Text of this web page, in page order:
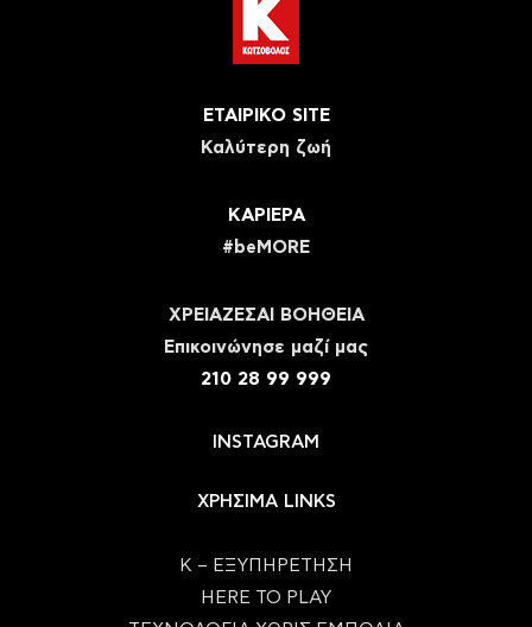
ΕΤΑΙΡΙΚΟ SITE
Καλύτερη ζωή
ΚΑΡΙΕΡΑ
#beMORE
ΧΡΕΙΑΖΕΣΑΙ ΒΟΗΘΕΙΑ
Eπικοινώνησε μαζί μας
210 28 99 999
INSTAGRAM
ΧΡΗΣΙΜΑ LINKS
Κ – ΕΞΥΠΗΡΕΤΗΣΗ
HERE TO PLAY